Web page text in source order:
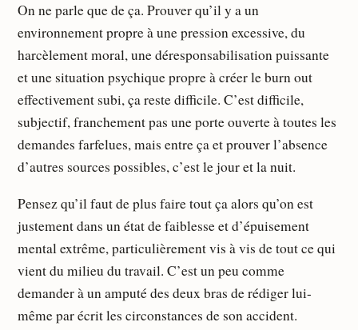
On ne parle que de ça. Prouver qu’il y a un
environnement propre à une pression excessive, du
harcèlement moral, une déresponsabilisation puissante
et une situation psychique propre à créer le burn out
effectivement subi, ça reste difficile. C’est difficile,
subjectif, franchement pas une porte ouverte à toutes les
demandes farfelues, mais entre ça et prouver l’absence
d’autres sources possibles, c’est le jour et la nuit.
Pensez qu’il faut de plus faire tout ça alors qu’on est
justement dans un état de faiblesse et d’épuisement
mental extrême, particulièrement vis à vis de tout ce qui
vient du milieu du travail. C’est un peu comme
demander à un amputé des deux bras de rédiger lui-
même par écrit les circonstances de son accident.